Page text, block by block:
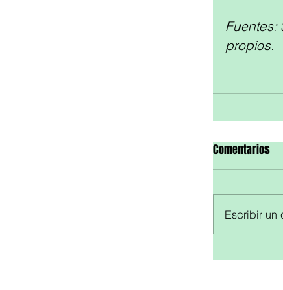
Fuentes:
propios.
Comentarios
Escribir un